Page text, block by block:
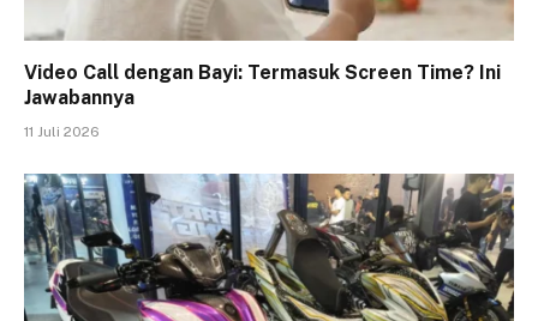
Video Call dengan Bayi: Termasuk Screen Time? Ini
Jawabannya
11 Juli 2026